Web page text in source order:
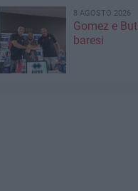
8 AGOSTO 2026
Gomez e
baresi